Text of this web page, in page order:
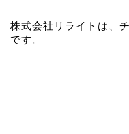
株式会社リライトは、
です。